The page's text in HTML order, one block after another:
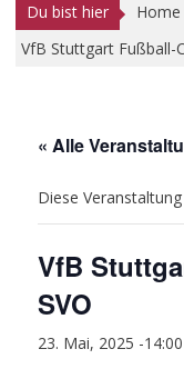
Du bist hier Home
VfB Stuttgart Fußball-
« Alle
Diese
VfB
SVO
23. Mai, 2025 -14:00